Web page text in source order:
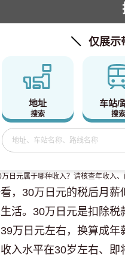
仅展示
地址
搜索
车站/
搜索
日元属于哪种收入？请核查年收入、
，30万日元的税后月
活。30万日元是扣除
万日元左右，换算成年
入水平在30岁左右、